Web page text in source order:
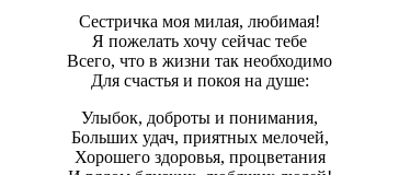
Сестричка моя милая, любимая!
Я пожелать хочу сейчас тебе
Всего, что в жизни так необходимо
Для счастья и покоя на душе:
Улыбок, доброты и понимания,
Больших удач, приятных мелочей,
Хорошего здоровья, процветания